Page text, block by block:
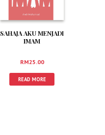
SAHAJA AKU MENJADI
IMAM
RM25.00
READ MORE